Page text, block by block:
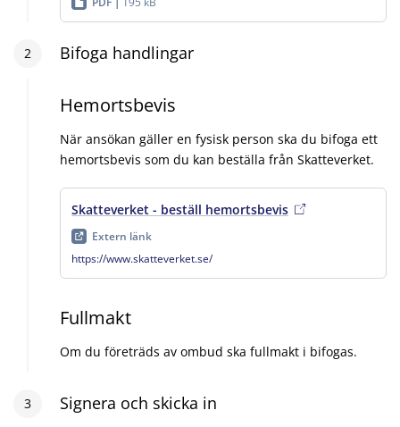
2 Steg2:
Bifoga handlingar
Hemortsbevis
När ansökan gäller en fysisk person ska du bifoga ett
hemortsbevis som du kan beställa från Skatteverket.
Skatteverket - beställ hemortsbevis , extern länk
Extern länk
https://www.skatteverket.se/
Fullmakt
Om du företräds av ombud ska fullmakt i bifogas.
3 Steg3:
Signera och skicka in